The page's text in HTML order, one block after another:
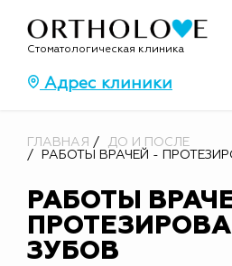
Стоматологическая клиника
Адрес клиники
ГЛАВНАЯ
ДО И ПОСЛЕ
РАБОТЫ ВРАЧЕЙ -
РАБОТЫ
ЗУБОВ